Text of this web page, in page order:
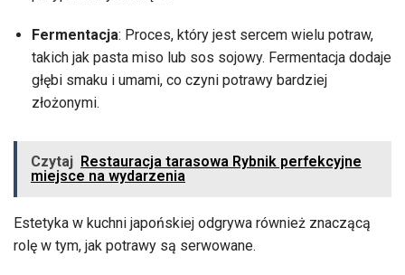
Fermentacja: Proces, który jest sercem wielu potraw,
takich jak pasta miso lub sos sojowy. Fermentacja dodaje
głębi smaku i umami, co czyni potrawy bardziej
złożonymi.
Czytaj Restauracja tarasowa Rybnik perfekcyjne
miejsce na wydarzenia
Estetyka w kuchni japońskiej odgrywa również znaczącą
rolę w tym, jak potrawy są serwowane.